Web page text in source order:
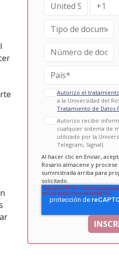
Autorizo el
a la Universidad del
Tratamiento de Datos
Autorizo recibir
cualquier sistema de
utilizado por la
Telegram, Signal).
Al hacer clic en Enviar,
Rosario almacene y
suministrada arriba para
solicitado.